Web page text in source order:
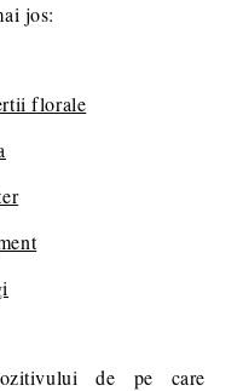
jos:
florale
de pe care